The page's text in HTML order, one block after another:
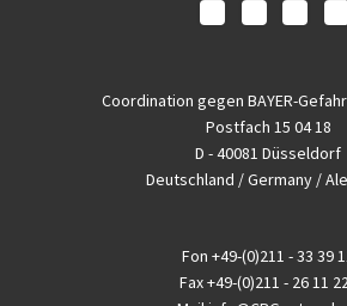
Coordination gegen BAYER-
Postfach 15 04 18
D - 40081 Düsseldorf
Deutschland / Germany /
Fon +49-(0)211 - 33 39
Fax+49-(0)211 - 26 11